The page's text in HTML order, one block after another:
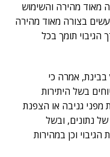
מאוד מהירה והשימוש
בצורה מאוד מהירה
הגיבוי תומך בכל
אמרה כי
בשל היתירות
מפני גניבה או הצפנת
נתונים, ובשל
וכן במהירות